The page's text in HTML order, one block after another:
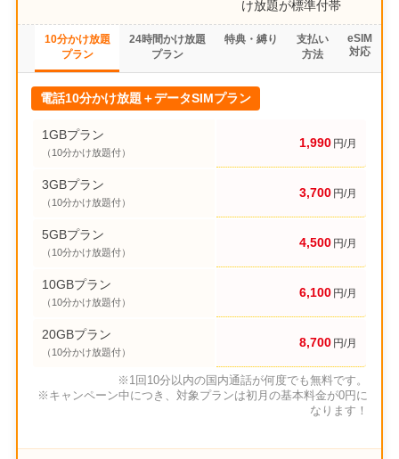
け放題が標準付帯
10分かけ放題
プラン
24時間かけ放題
プラン
特典・縛り
支払い
方法
eSIM
対応
電話10分かけ放題＋データSIMプラン
1GBプラン
（10分かけ放題付）
1,990 円/月
3GBプラン
（10分かけ放題付）
3,700 円/月
5GBプラン
（10分かけ放題付）
4,500 円/月
10GBプラン
（10分かけ放題付）
6,100 円/月
20GBプラン
（10分かけ放題付）
8,700 円/月
※1回10分以内の国内通話が何度でも無料です。
※キャンペーン中につき、対象プランは初月の基本料金が0円に
なります！